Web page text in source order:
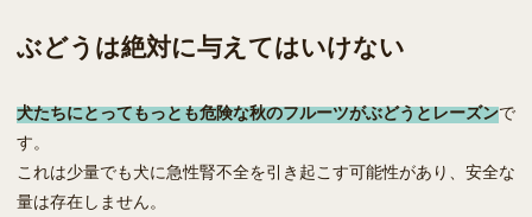
ぶどうは絶対に与えてはいけない
犬たちにとってもっとも危険な秋のフルーツがぶどうとレーズンで
す。
これは少量でも犬に急性腎不全を引き起こす可能性があり、安全な
量は存在しません。